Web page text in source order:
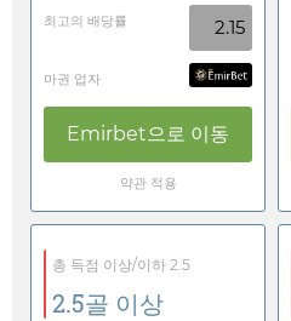
최고의 배당률 2.15
마권 업자
Emirbet으로 이동
약관 적용
총 득점 이상/이하 2.5
2.5골 이상